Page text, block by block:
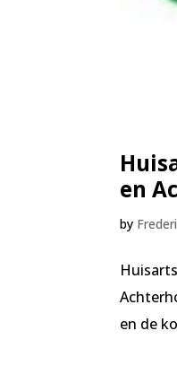
en
by
en de